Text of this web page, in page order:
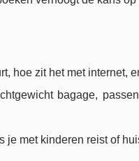
hoe zit het met internet,
bagage,
met kinderen reist of